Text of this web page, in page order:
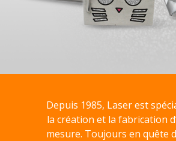
Depuis 1985, Laser est
la création et la fabrication
mesure. Toujours en quête